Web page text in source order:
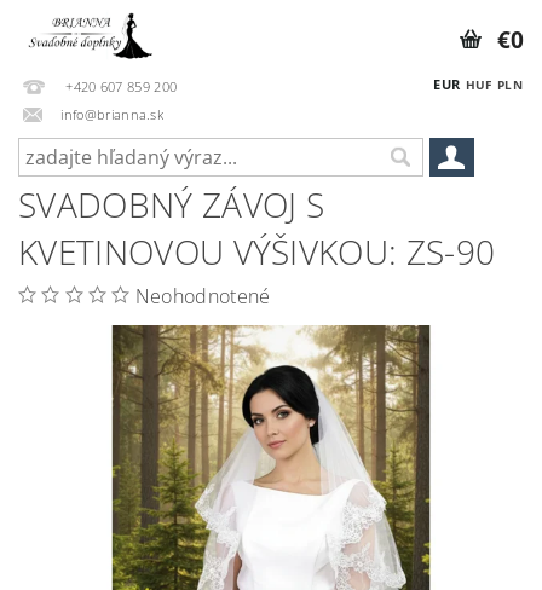
+420 607 859 200
info@brianna.sk
EUR HUF PLN
€0
SVADOBNÝ ZÁVOJ S
KVETINOVOU VÝŠIVKOU: ZS-90
Neohodnotené